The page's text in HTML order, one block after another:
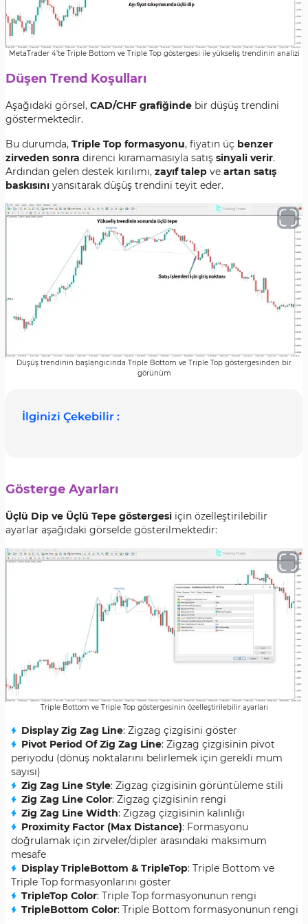
MetaTrader 4'te Triple Bottom ve Triple Top göstergesi ile yükseliş trendinin analizi
Düşen Trend Koşulları
Aşağıdaki görsel, CAD/CHF grafiğinde bir düşüş trendini
göstermektedir.
Bu durumda, Triple Top formasyonu, fiyatın üç benzer
zirveden sonra direnci kıramamasıyla satış sinyali verir.
Ardından gelen destek kırılımı, zayıf talep ve artan satış
baskısını yansıtarak düşüş trendini teyit eder.
Düşüş trendinin başlangıcında Triple Bottom ve Triple Top göstergesinden bir
görünüm
İlginizi Çekebilir :
Gösterge Ayarları
Üçlü Dip ve Üçlü Tepe göstergesi için özelleştirilebilir
ayarlar aşağıdaki görselde gösterilmektedir:
Triple Bottom ve Triple Top göstergesinin özelleştirilebilir ayarları
Display Zig Zag Line: Zigzag çizgisini göster
Pivot Period Of Zig Zag Line: Zigzag çizgisinin pivot
periyodu (dönüş noktalarını belirlemek için gerekli mum
sayısı)
Zig Zag Line Style: Zigzag çizgisinin görüntüleme stili
Zig Zag Line Color: Zigzag çizgisinin rengi
Zig Zag Line Width: Zigzag çizgisinin kalınlığı
Proximity Factor (Max Distance): Formasyonu
doğrulamak için zirveler/dipler arasındaki maksimum
mesafe
Display TripleBottom & TripleTop: Triple Bottom ve
Triple Top formasyonlarını göster
TripleTop Color: Triple Top formasyonunun rengi
TripleBottom Color: Triple Bottom formasyonunun rengi